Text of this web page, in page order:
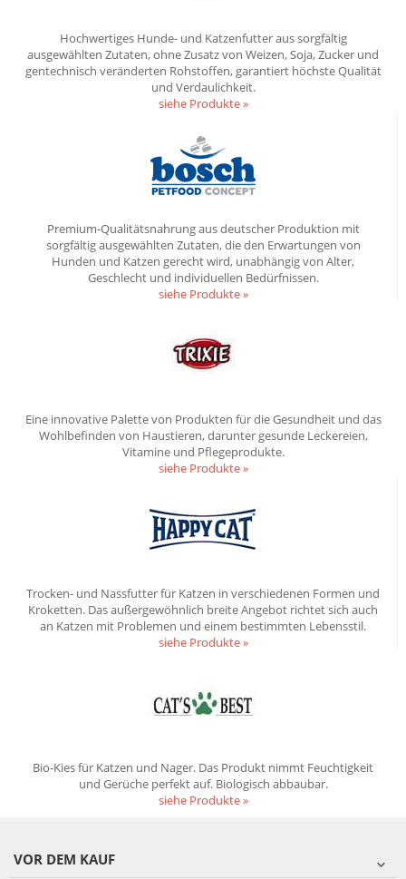
Hochwertiges Hunde- und Katzenfutter aus sorgfältig
ausgewählten Zutaten, ohne Zusatz von Weizen, Soja, Zucker und
gentechnisch veränderten Rohstoffen, garantiert höchste Qualität
und Verdaulichkeit.
siehe Produkte »
Premium-Qualitätsnahrung aus deutscher Produktion mit
sorgfältig ausgewählten Zutaten, die den Erwartungen von
Hunden und Katzen gerecht wird, unabhängig von Alter,
Geschlecht und individuellen Bedürfnissen.
siehe Produkte »
Eine innovative Palette von Produkten für die Gesundheit und das
Wohlbefinden von Haustieren, darunter gesunde Leckereien,
Vitamine und Pflegeprodukte.
siehe Produkte »
Trocken- und Nassfutter für Katzen in verschiedenen Formen und
Kroketten. Das außergewöhnlich breite Angebot richtet sich auch
an Katzen mit Problemen und einem bestimmten Lebensstil.
siehe Produkte »
Bio-Kies für Katzen und Nager. Das Produkt nimmt Feuchtigkeit
und Gerüche perfekt auf. Biologisch abbaubar.
siehe Produkte »
VOR DEM KAUF